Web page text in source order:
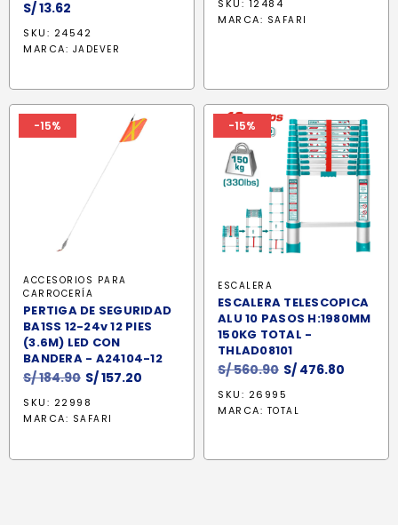
S/13.62
SKU: 24542
MARCA: JADEVER
SKU: 12484
MARCA: SAFARI
-15%
ACCESORIOS PARA
CARROCERÍA
PERTIGA DE SEGURIDAD
BA1SS 12-24v 12 PIES
(3.6M) LED CON
BANDERA - A24104-12
S/184.90 El
original
S/157.20
SKU: 22998
MARCA: SAFARI
-15%
ESCALERA
ESCALERA TELESCOPICA
ALU 10 PASOS H:1980MM
150KG TOTAL -
THLAD08101
S/560.90 El
original
S/ 476.80
SKU: 26995
MARCA: TOTAL